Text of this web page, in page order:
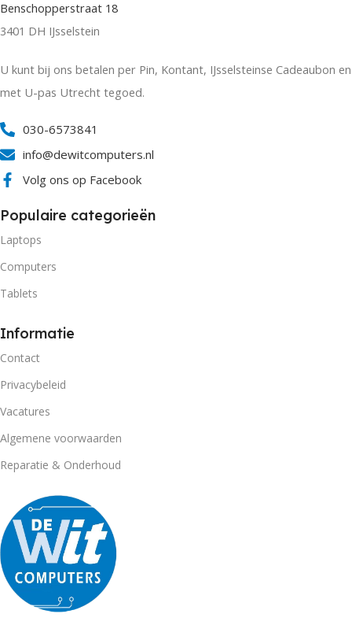
Benschopperstraat 18
3401 DH IJsselstein
U kunt bij ons betalen per Pin, Kontant, IJsselsteinse Cadeaubon en
met U-pas Utrecht tegoed.
030-6573841
info@dewitcomputers.nl
Volg ons op Facebook
Populaire categorieën
Laptops
Computers
Tablets
Informatie
Contact
Privacybeleid
Vacatures
Algemene voorwaarden
Reparatie & Onderhoud